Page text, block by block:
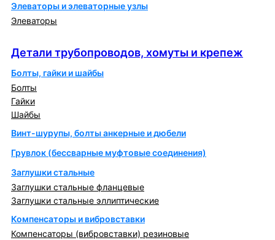
Элеваторы и элеваторные узлы
Элеваторы
Детали трубопроводов, хомуты и крепеж
Болты, гайки и шайбы
Болты
Гайки
Шайбы
Винт-шурупы, болты анкерные и дюбели
Грувлок (бессварные муфтовые соединения)
Заглушки стальные
Заглушки стальные фланцевые
Заглушки стальные эллиптические
Компенсаторы и вибровставки
Компенсаторы (вибровставки) резиновые